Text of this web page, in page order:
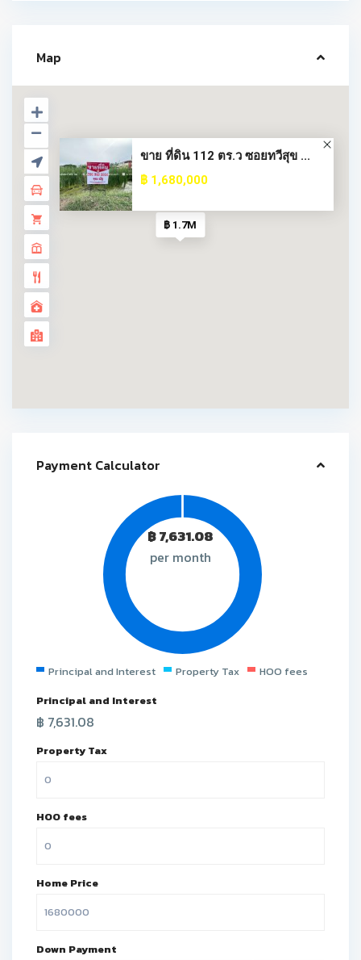
Map
฿ 1.7M
ขาย ที่ดิน 112 ตร.ว ซอยทวีสุข ...
฿ 1,680,000
Payment Calculator
฿7,631.08
per month
Principal and Interest Property Tax
HOO fees
Principal and Interest
฿ 7,631.08
Property Tax
HOO fees
Home Price
Down Payment